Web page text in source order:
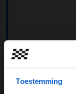
Toestemming